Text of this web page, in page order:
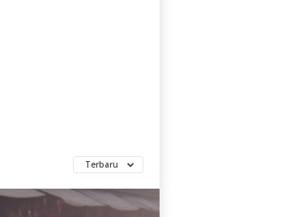
Terbaru